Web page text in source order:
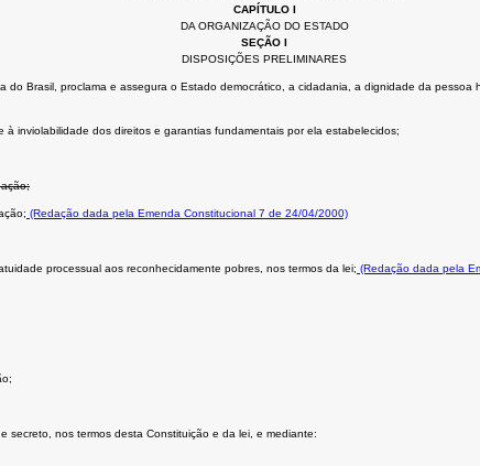
CAPÍTULO I
DA ORGANIZAÇÃO DO ESTADO
SEÇÃO I
DISPOSIÇÕES PRELIMINARES
Brasil, proclama e assegura o Estado democrático, a cidadania, a dignidade da
inviolabilidade dos direitos e garantias fundamentais por ela estabelecidos;
(Redação dada pela Emenda Constitucional 7 de 24/04/2000)
processual aos reconhecidamente pobres, nos termos da lei; (Redação dada pela
secreto, nos termos desta Constituição e da lei, e mediante: